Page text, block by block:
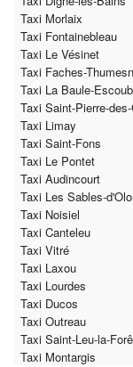
Taxi Morlaix
Taxi Fontainebleau
Taxi Le Vésinet
Taxi Faches-
Taxi La Baule-
Taxi Saint-Pierre-
Taxi Limay
Taxi Saint-Fons
Taxi Le Pontet
Taxi Audincourt
Taxi Les Sables-
Taxi Noisiel
Taxi Canteleu
Taxi Vitré
Taxi Laxou
Taxi Lourdes
Taxi Ducos
Taxi Outreau
Taxi Saint-Leu-la-
Taxi Montargis